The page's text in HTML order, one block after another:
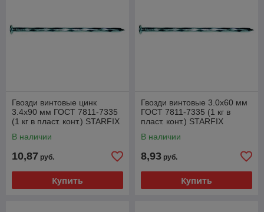
Гвозди винтовые цинк
3.4х90 мм ГОСТ 7811-7335
(1 кг в пласт. конт.) STARFIX
В наличии
10,87 руб.
Купить
Гвозди винтовые 3.0х60 мм
ГОСТ 7811-7335 (1 кг в
пласт. конт.) STARFIX
В наличии
8,93 руб.
Купить